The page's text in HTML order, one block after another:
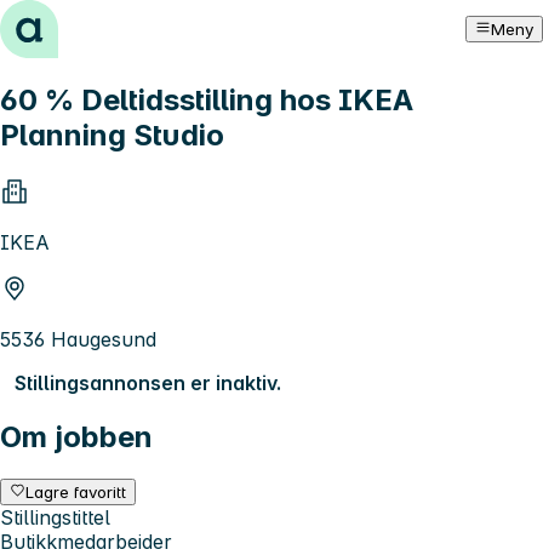
Hopp til innhold Meny
60 % Deltidsstilling hos IKEA
Planning Studio
IKEA
5536 Haugesund
Stillingsannonsen er inaktiv.
Om jobben
Lagre favoritt
Stillingstittel
Butikkmedarbeider